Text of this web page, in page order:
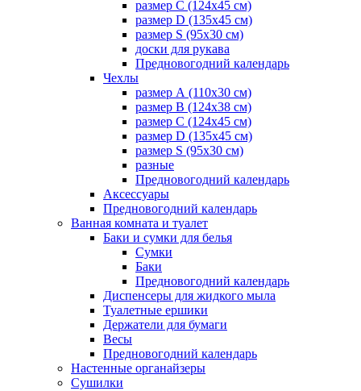
размер С (124х45 см)
размер D (135х45 см)
размер S (95х30 см)
доски для рукава
Предновогодний календарь
Чехлы
размер А (110х30 см)
размер В (124х38 см)
размер С (124х45 см)
размер D (135х45 см)
размер S (95х30 см)
разные
Предновогодний календарь
Аксессуары
Предновогодний календарь
Ванная комната и туалет
Баки и сумки для белья
Сумки
Баки
Предновогодний календарь
Диспенсеры для жидкого мыла
Туалетные ершики
Держатели для бумаги
Весы
Предновогодний календарь
Настенные органайзеры
Сушилки